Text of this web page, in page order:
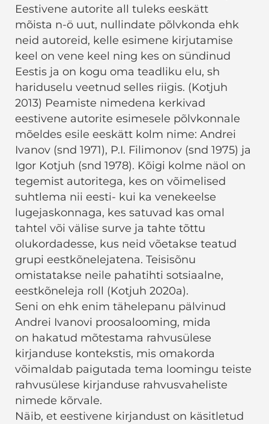
Eestivene autorite all tuleks eeskätt
mõista n-ö uut, nullindate põlvkonda ehk
neid autoreid, kelle esimene kirjutamise
keel on vene keel ning kes on sündinud
Eestis ja on kogu oma teadliku elu, sh
hariduselu veetnud selles riigis. (Kotjuh
2013) Peamiste nimedena kerkivad
eestivene autorite esimesele põlvkonnale
mõeldes esile eeskätt kolm nime: Andrei
Ivanov (snd 1971), P.I. Filimonov (snd 1975) ja
Igor Kotjuh (snd 1978). Kõigi kolme näol on
tegemist autoritega, kes on võimelised
suhtlema nii eesti- kui ka venekeelse
lugejaskonnaga, kes satuvad kas omal
tahtel või välise surve ja tahte tõttu
olukordadesse, kus neid võetakse teatud
grupi eestkõnelejatena. Teisisõnu
omistatakse neile pahatihti sotsiaalne,
eestkõneleja roll (Kotjuh 2020a).
Seni on ehk enim tähelepanu pälvinud
Andrei Ivanovi proosalooming, mida
on hakatud mõtestama rahvusülese
kirjanduse kontekstis, mis omakorda
võimaldab paigutada tema loomingu teiste
rahvusülese kirjanduse rahvusvaheliste
nimede kõrvale.
Näib, et eestivene kirjandust on käsitletud